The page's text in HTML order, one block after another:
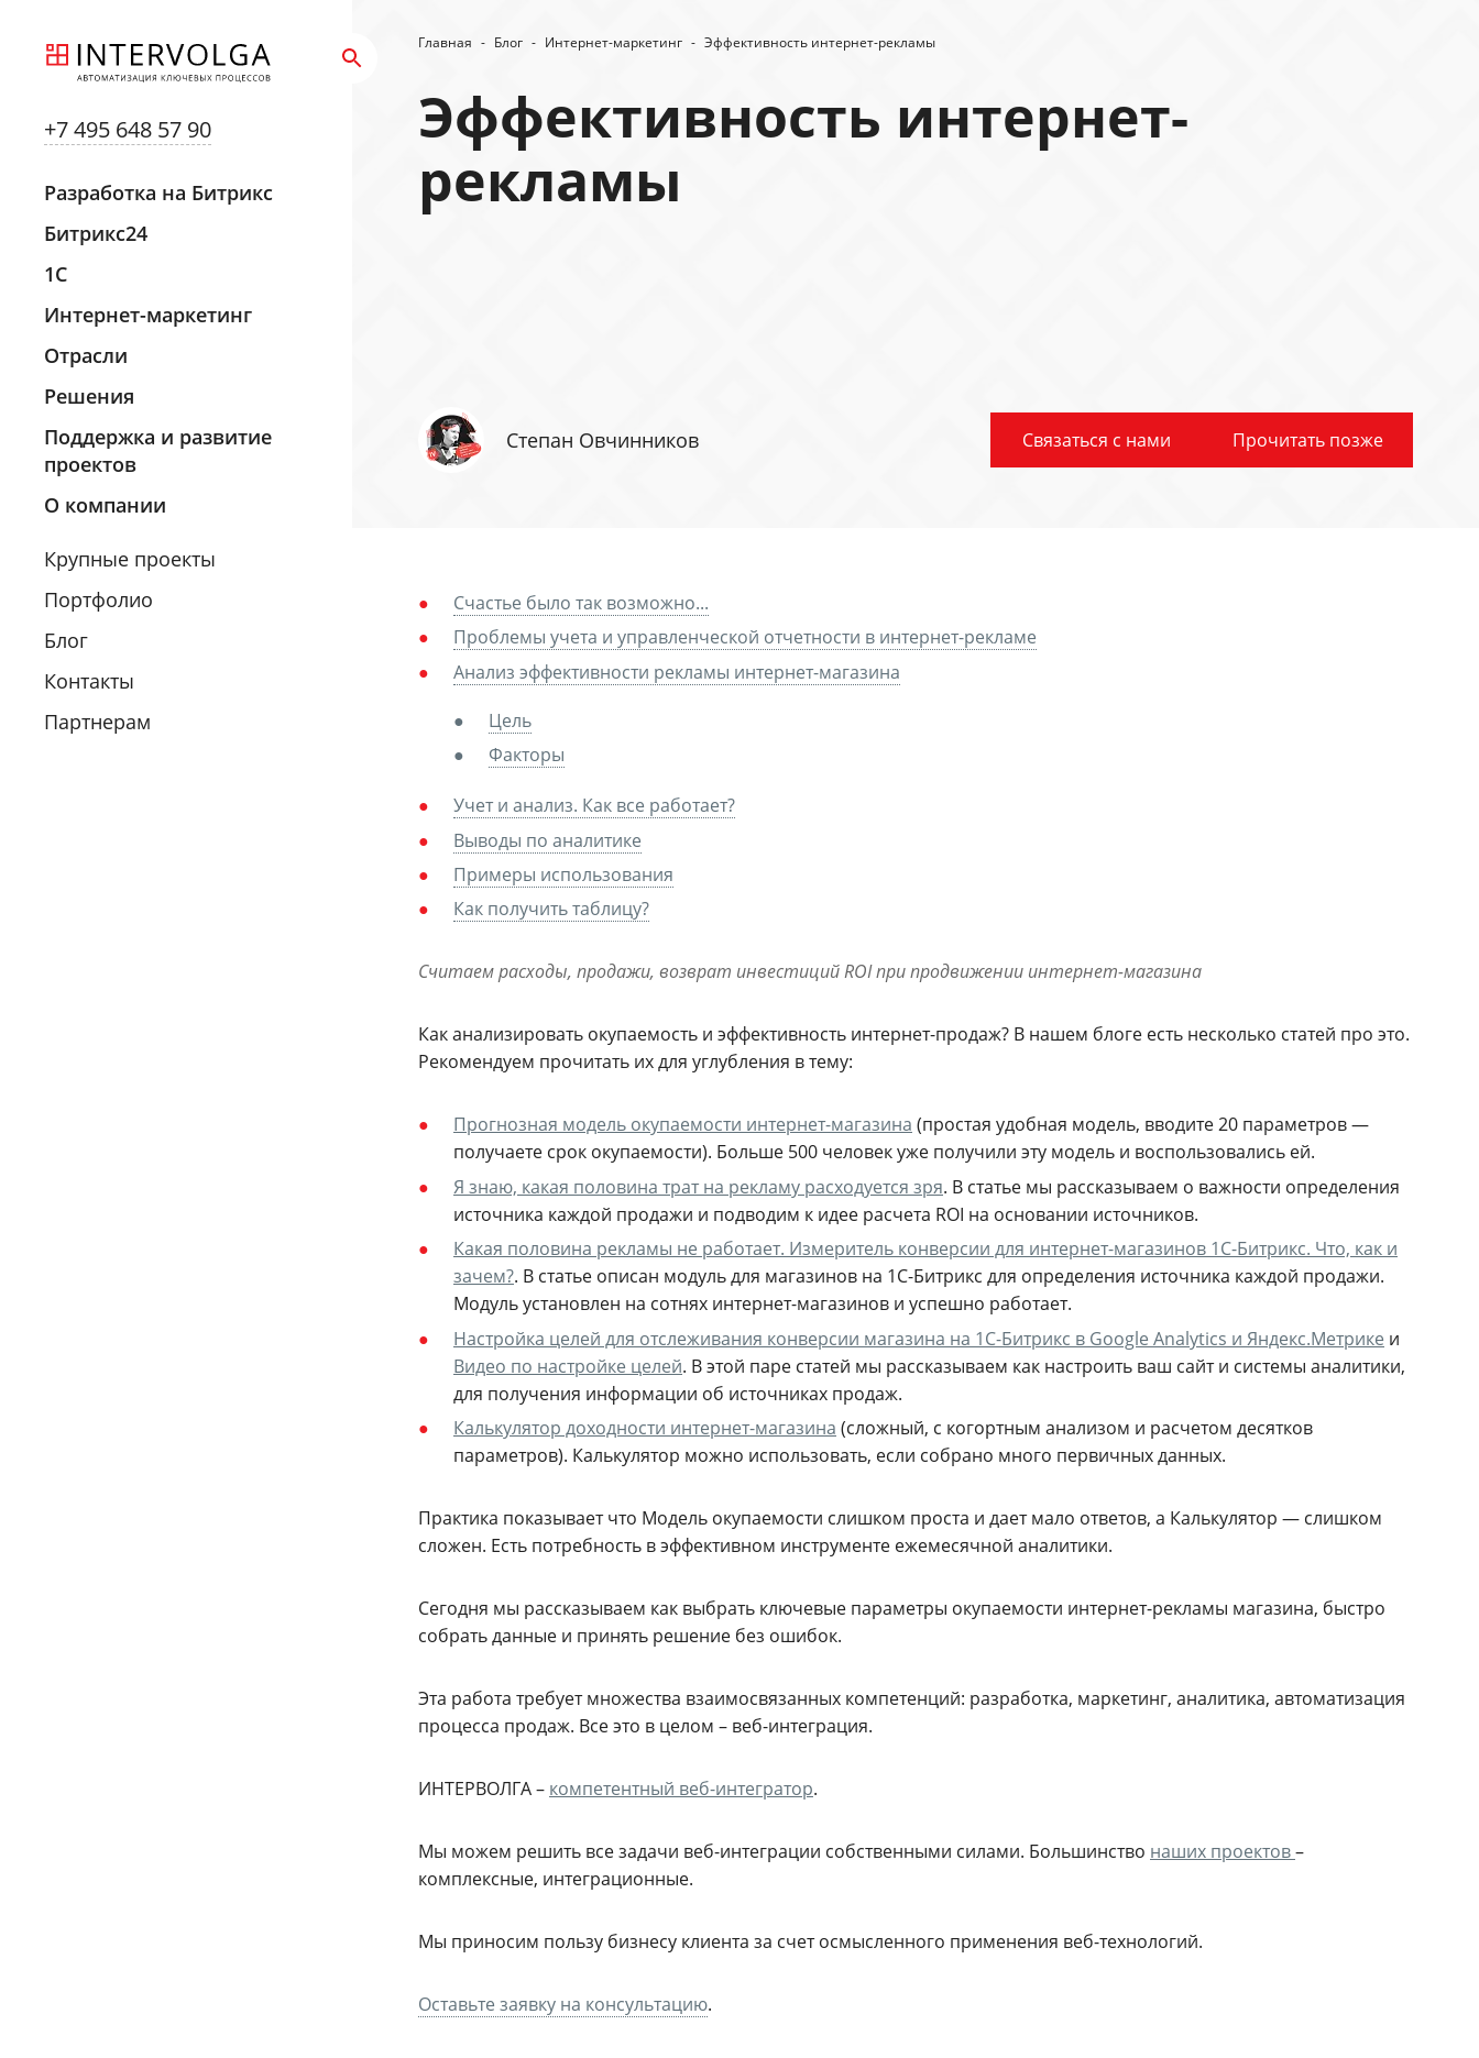
+7 495 648 57 90
Разработка на Битрикс
Битрикс24
1С
Интернет-маркетинг
Отрасли
Решения
Поддержка и развитие
проектов
О компании
Крупные проекты
Портфолио
Блог
Контакты
Партнерам
Главная - Блог - Интернет-маркетинг - Эффективность интернет-рекламы
Эффективность интернет-
рекламы
Степан Овчинников Связаться с нами Прочитать позже
Счастье было так возможно...
Проблемы учета и управленческой отчетности в интернет-рекламе
Анализ эффективности рекламы интернет-магазина
Цель
Факторы
Учет и анализ. Как все работает?
Выводы по аналитике
Примеры использования
Как получить таблицу?
Считаем расходы, продажи, возврат инвестиций ROI при продвижении интернет-магазина
Как анализировать окупаемость и эффективность интернет-продаж? В нашем блоге есть несколько статей про это.
Рекомендуем прочитать их для углубления в тему:
Прогнозная модель окупаемости интернет-магазина (простая удобная модель, вводите 20 параметров —
получаете срок окупаемости). Больше 500 человек уже получили эту модель и воспользовались ей.
Я знаю, какая половина трат на рекламу расходуется зря. В статье мы рассказываем о важности определения
источника каждой продажи и подводим к идее расчета ROI на основании источников.
Какая половина рекламы не работает. Измеритель конверсии для интернет-магазинов 1С-Битрикс. Что, как и
зачем?. В статье описан модуль для магазинов на 1С-Битрикс для определения источника каждой продажи.
Модуль установлен на сотнях интернет-магазинов и успешно работает.
Настройка целей для отслеживания конверсии магазина на 1С-Битрикс в Google Analytics и Яндекс.Метрике и
Видео по настройке целей. В этой паре статей мы рассказываем как настроить ваш сайт и системы аналитики,
для получения информации об источниках продаж.
Калькулятор доходности интернет-магазина (сложный, с когортным анализом и расчетом десятков
параметров). Калькулятор можно использовать, если собрано много первичных данных.
Практика показывает что Модель окупаемости слишком проста и дает мало ответов, а Калькулятор — слишком
сложен. Есть потребность в эффективном инструменте ежемесячной аналитики.
Сегодня мы рассказываем как выбрать ключевые параметры окупаемости интернет-рекламы магазина, быстро
собрать данные и принять решение без ошибок.
Эта работа требует множества взаимосвязанных компетенций: разработка, маркетинг, аналитика, автоматизация
процесса продаж. Все это в целом – веб-интеграция.
ИНТЕРВОЛГА – компетентный веб-интегратор.
Мы можем решить все задачи веб-интеграции собственными силами. Большинство наших проектов–
комплексные, интеграционные.
Мы приносим пользу бизнесу клиента за счет осмысленного применения веб-технологий.
Оставьте заявку на консультацию.